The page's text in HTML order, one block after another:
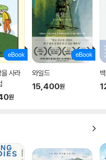
치 않다는 이야기는 맞는 말인 것
쉬운 일이 아니니까.
싶은 말이라, 적은 마지막 말이 마
도 듣지 못하던 시절에 비해
평가받는 사람이니까.
모여 최종 B로 남을지도 모르는
지도 모른다.
쓰러지는 것뿐이다.(192쪽, 에필
사라
원
와일드
15,400원